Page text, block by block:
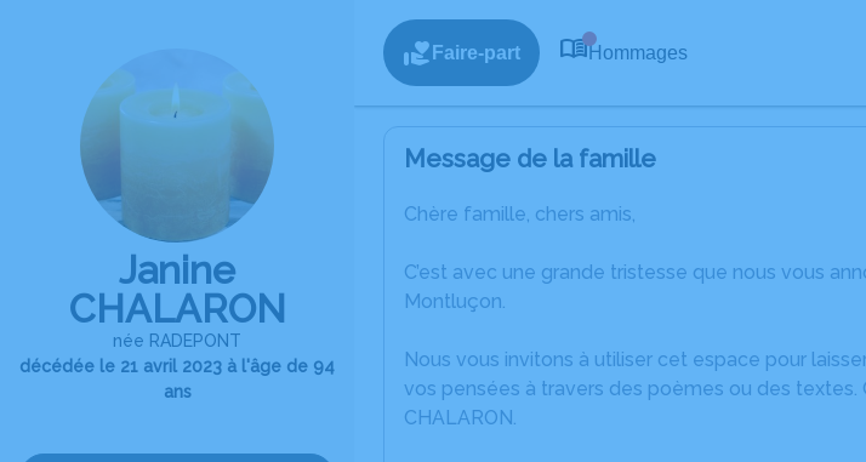
Janine
CHALARON
née RADEPONT
décédée le 21 avril 2023 à l'âge de 94
ans
Faire-part Hommages
Message de la famille
Chère famille, chers amis,
C’est avec une grande tristesse que nous vous
Montluçon.
Nous vous invitons à utiliser cet espace pour
vos pensées à travers des poèmes ou des
CHALARON.